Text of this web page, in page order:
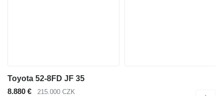
Toyota 52-8FD JF 35
8.880 €
215.000 CZK